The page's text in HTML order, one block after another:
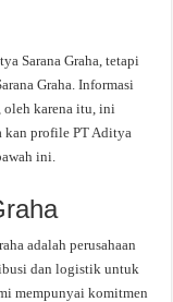
Sarana Graha, tetapi
Graha. Informasi
oleh karena itu, ini
kan profile PT Aditya
ini.
adalah perusahaan
dan logistik untuk
mempunyai komitmen